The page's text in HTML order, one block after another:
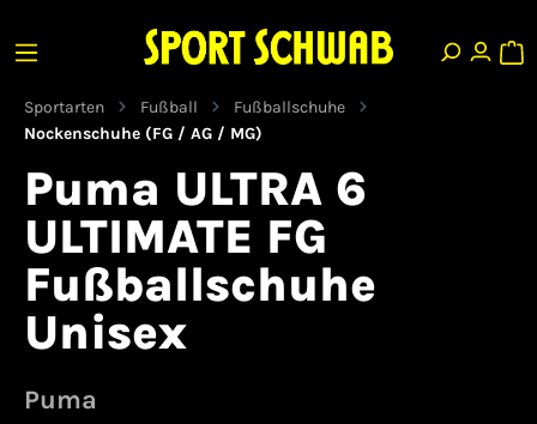
Sportarten Fußball
Fußballschuhe
Nockenschuhe (FG / AG / MG)
Puma ULTRA 6
ULTIMATE FG
Fußballschuhe
Unisex
Puma